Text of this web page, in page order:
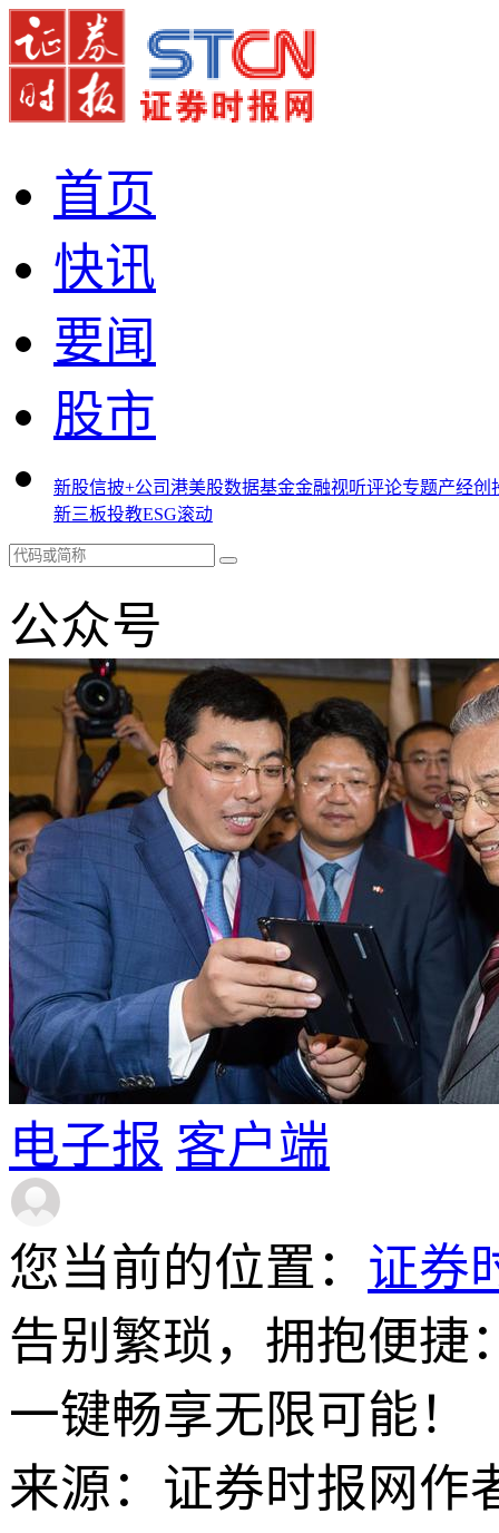
首页
快讯
要闻
股市
新股信披+公司港美股数据基金金融视听评论专题产经创
新三板投教ESG滚动
公众号
电子报 客户端
您当前的位置： 证券
告别繁琐，拥抱便捷
一键畅享无限可能！
来源：证券时报网作